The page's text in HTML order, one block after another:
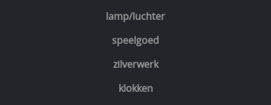
lamp/luchter
speelgoed
zilverwerk
klokken